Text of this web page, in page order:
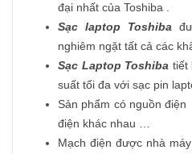
đại nhất của Toshiba .
Sạc laptop Toshiba
nghiêm ngặt tất cả các
Sạc Laptop Toshiba tiết
suất tối đa với sạc pin
Sản phẩm có nguồn
điện khác nhau …
Mạch điện được nhà